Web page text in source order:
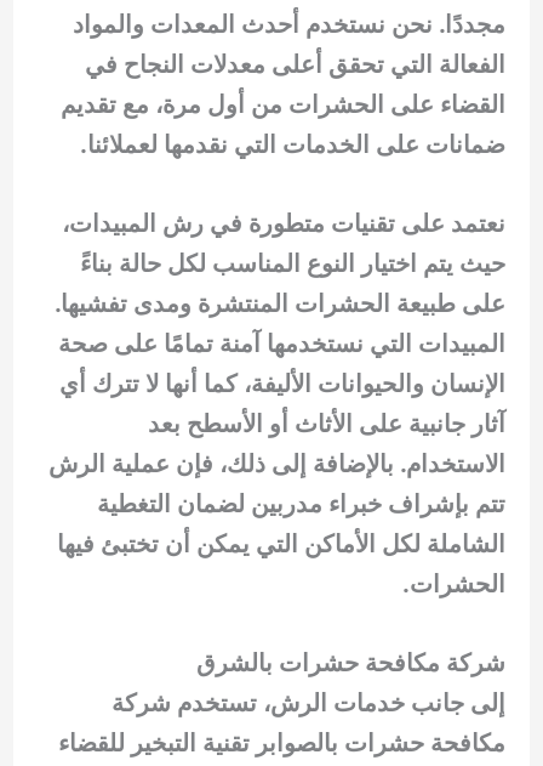
مجددًا. نحن نستخدم أحدث المعدات والمواد
الفعالة التي تحقق أعلى معدلات النجاح في
القضاء على الحشرات من أول مرة، مع تقديم
ضمانات على الخدمات التي نقدمها لعملائنا.
نعتمد على تقنيات متطورة في رش المبيدات،
حيث يتم اختيار النوع المناسب لكل حالة بناءً
على طبيعة الحشرات المنتشرة ومدى تفشيها.
المبيدات التي نستخدمها آمنة تمامًا على صحة
الإنسان والحيوانات الأليفة، كما أنها لا تترك أي
آثار جانبية على الأثاث أو الأسطح بعد
الاستخدام. بالإضافة إلى ذلك، فإن عملية الرش
تتم بإشراف خبراء مدربين لضمان التغطية
الشاملة لكل الأماكن التي يمكن أن تختبئ فيها
الحشرات.
شركة مكافحة حشرات بالشرق
إلى جانب خدمات الرش، تستخدم شركة
مكافحة حشرات بالصوابر تقنية التبخير للقضاء